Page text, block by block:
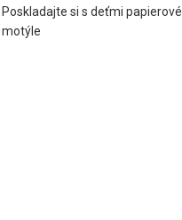
Poskladajte si s deťmi papierové
motýle